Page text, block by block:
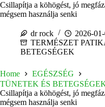
Csillapítja a köhögést, jó
mégsem használja senki
dr rock
2026-
TERMÉSZET
BETEGSÉGEK
Home
EGÉSZSÉG
TÜNETEK ÉS
Csillapítja a köhögést, jó
mégsem használja senki